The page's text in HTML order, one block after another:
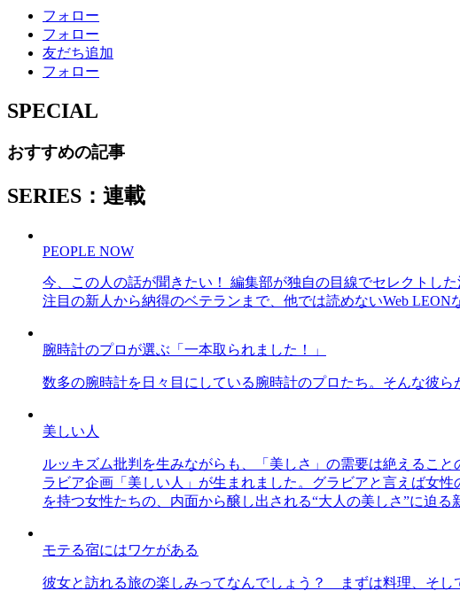
フォロー
フォロー
友だち追加
フォロー
SPECIAL
おすすめの記事
SERIES：連載
PEOPLE NOW
今、この人の話が聞きたい！ 編集部が独自の目線でセレクトし
注目の新人から納得のベテランまで、他では読めないWeb LEON
腕時計のプロが選ぶ「一本取られました！」
数多の腕時計を日々目にしている腕時計のプロたち。そんな彼
美しい人
ルッキズム批判を生みながらも、「美しさ」の需要は絶えるこ
ラビア企画「美しい人」が生まれました。グラビアと言えば女
を持つ女性たちの、内面から醸し出される“大人の美しさ”に迫る
モテる宿にはワケがある
彼女と訪れる旅の楽しみってなんでしょう？ まずは料理、そし